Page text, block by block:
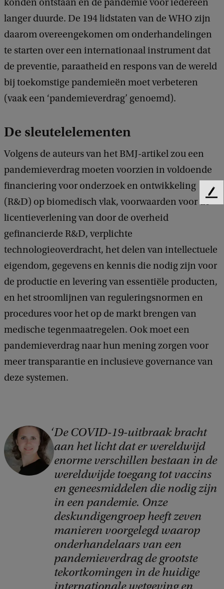
konden ontstaan en de pandemie voor iedereen
langer duurde. De 194 lidstaten van de WHO zijn
daarom overeengekomen om onderhandelingen
te starten over een internationaal instrument dat
de preventie, paraatheid en respons van de wereld
bij toekomstige pandemieën moet verbeteren
(vaak een ‘pandemieverdrag’ genoemd).
De sleutelelementen
Volgens de auteurs van het BMJ-artikel zou een
pandemieverdrag moeten voorzien in voldoende
financiering voor onderzoek en ontwikkeling
(R&D) op biomedisch vlak, voorwaarden voor de
licentieverlening van door de overheid
gefinancierde R&D, verplichte
technologieoverdracht, het delen van intellectuele
eigendom, gegevens en kennis die nodig zijn voor
de productie en levering van essentiële producten,
en het stroomlijnen van reguleringsnormen en
procedures voor het op de markt brengen van
medische tegenmaatregelen. Ook moet een
pandemieverdrag naar hun mening zorgen voor
meer transparantie en inclusieve governance van
deze systemen.
C
o
p
De COVID-19-uitbraak bracht
aan het licht dat er wereldwijd
enorme verschillen bestaan in de
wereldwijde toegang tot vaccins
en geneesmiddelen die nodig zijn
in een pandemie. Onze
deskundigengroep heeft zeven
manieren voorgelegd waarop
onderhandelaars van een
pandemieverdrag de grootste
tekortkomingen in de huidige
F
a
c